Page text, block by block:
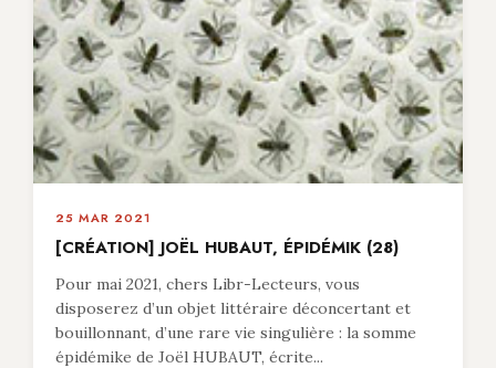
25 MAR 2021
[CRÉATION] JOËL HUBAUT, ÉPIDÉMIK (28)
Pour mai 2021, chers Libr-Lecteurs, vous
disposerez d’un objet littéraire déconcertant et
bouillonnant, d’une rare vie singulière : la somme
épidémike de Joël HUBAUT, écrite...